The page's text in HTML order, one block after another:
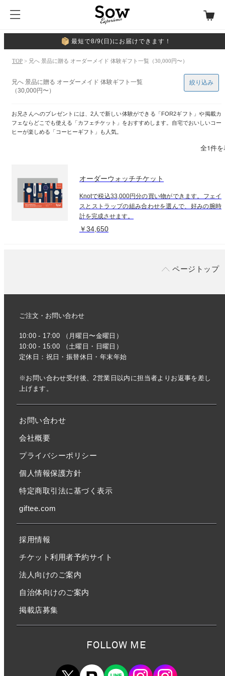
最短で8/9(日)にお届けできます！
TOP > 兄へ 景品に贈る オーダーメイド 体験ギフト一覧（30,000円〜）
兄へ 景品に贈る オーダーメイド 体験ギフト一覧
（30,000円〜）
お兄さんへのプレゼントには、2人で新しい体験ができる「FOR2ギフト」や掲載カ
フェならどこでも使える「カフェチケット」をおすすめします。自宅でおいしいコー
ヒーが楽しめる「コーヒーギフト」も人気。
絞り込み
全1件
オーダーウォッチチケット
Knotで税込33,000円分の買い物ができます。フェイ
スとストラップの組み合わせを選んで、好みの腕時
計を完成させます。
￥34,650
ページトップ
ご注文・お問い合わせ
10:00 - 17:00 （月曜日〜金曜日）
10:00 - 15:00 （土曜日・日曜日）
定休日：祝日・振替休日・年末年始
※お問い合わせ受付後、2営業日以内に担当者よりお返事を差し
上げます。
お問い合わせ
会社概要
プライバシーポリシー
個人情報保護方針
特定商取引法に基づく表示
giftee.com
採用情報
チケット利用者予約サイト
法人向けのご案内
自治体向けのご案内
掲載店募集
FOLLOW ME